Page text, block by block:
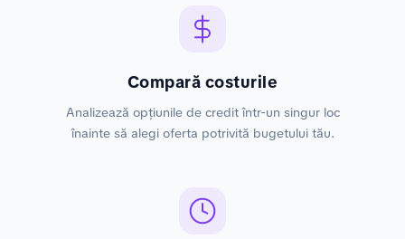
Compară costurile
Analizează opțiunile de credit într-un singur loc
înainte să alegi oferta potrivită bugetului tău.